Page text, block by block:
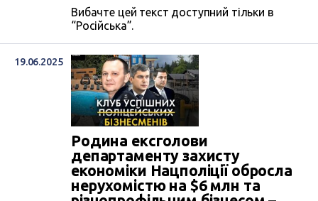
Вибачте цей текст доступний тільки в
“Російська”.
19.06.2025
Родина ексголови
департаменту захисту
економіки Нацполіції обросла
нерухомістю на $6 млн та